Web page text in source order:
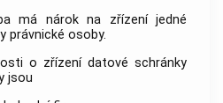
má nárok na zřízení jedné
právnické osoby.
o zřízení datové schránky
jsou